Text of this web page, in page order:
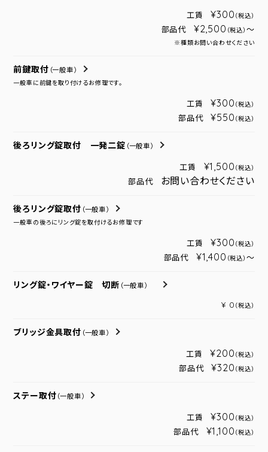
工賃 ¥300 （税込）
部品代 ¥2,500 （税込） ～
※種類お問い合わせください
前鍵取付 （一般車）
一般車に前鍵を取り付けるお修理です。
工賃 ¥300 （税込）
部品代 ¥550 （税込）
後ろリング錠取付 一発二錠 （一般車）
工賃 ¥1,500 （税込）
部品代 お問い合わせください
後ろリング錠取付 （一般車）
一般車の後ろにリング錠を取付けるお修理です
工賃 ¥300 （税込）
部品代 ¥1,400 （税込） ～
リング錠・ワイヤー錠 切断 （一般車）
¥ 0 （税込）
ブリッジ金具取付 （一般車）
工賃 ¥200 （税込）
部品代 ¥320 （税込）
ステー取付 （一般車）
工賃 ¥300 （税込）
部品代 ¥1,100 （税込）